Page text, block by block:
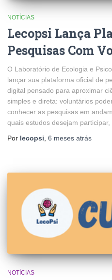
NOTÍCIAS
Lecopsi Lança
Pesquisas Com
O Laboratório de Ecologia e
lançar sua plataforma oficial de
digital pensado para aproximar
simples e direta: voluntários
conhecer as pesquisas em
quais estudos desejam participar,
Por lecopsi 6 meses atrás
NOTÍCIAS